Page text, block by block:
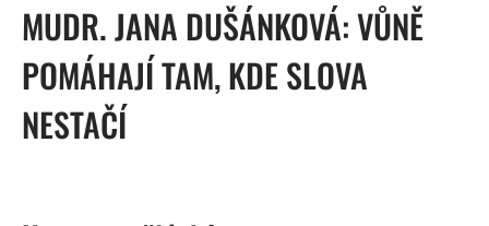
MUDR. JANA DUŠÁNKOVÁ: VŮNĚ
POMÁHAJÍ TAM, KDE SLOVA
NESTAČÍ